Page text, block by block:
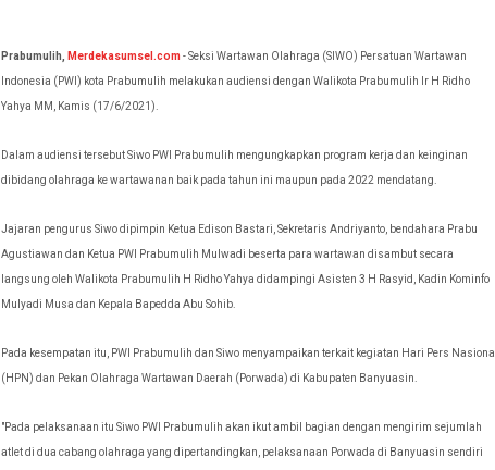
Prabumulih, Merdekasumsel.com-Seksi Wartawan Olahraga (SIWO) Persatuan Wartawan
Indonesia (PWI) kota Prabumulih melakukan audiensi dengan Walikota Prabumulih Ir H Ridho
Yahya MM, Kamis (17/6/2021).
Dalam audiensi tersebut Siwo PWI Prabumulih mengungkapkan program kerja dan keinginan
dibidang olahraga ke wartawanan baik pada tahun ini maupun pada 2022 mendatang.
Jajaran pengurus Siwo dipimpin Ketua Edison Bastari, Sekretaris Andriyanto, bendahara Prabu
Agustiawan dan Ketua PWI Prabumulih Mulwadi beserta para wartawan disambut secara
langsung oleh Walikota Prabumulih H Ridho Yahya didampingi Asisten 3 H Rasyid, Kadin Kominfo
Mulyadi Musa dan Kepala Bapedda Abu Sohib.
Pada kesempatan itu, PWI Prabumulih dan Siwo menyampaikan terkait kegiatan Hari Pers Nasional
(HPN) dan Pekan Olahraga Wartawan Daerah (Porwada) di Kabupaten Banyuasin.
"Pada pelaksanaan itu Siwo PWI Prabumulih akan ikut ambil bagian dengan mengirim sejumlah
atlet di dua cabang olahraga yang dipertandingkan, pelaksanaan Porwada di Banyuasin sendiri